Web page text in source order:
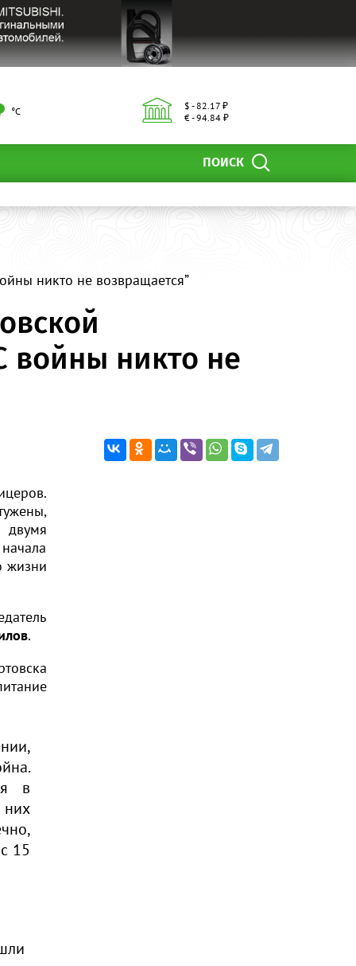
°С
$ - 82.17 ₽
€ - 94.84 ₽
ПОИСК
никто не возвращается”
войны никто не
двумя
жизни
.
в
15